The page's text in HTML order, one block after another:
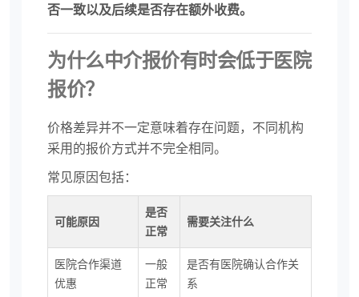
否一致以及后续是否存在额外收费。
为什么中介报价有时会低于医院
报价？
价格差异并不一定意味着存在问题，不同机构
采用的报价方式并不完全相同。
常见原因包括：
可能原因
是否
正常
需要关注什么
医院合作渠道
优惠
一般
正常
是否有医院确认合作关
系